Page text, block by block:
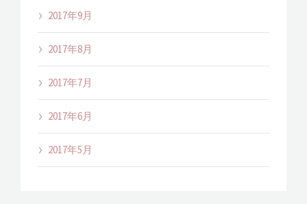
2017年9月
2017年8月
2017年7月
2017年6月
2017年5月